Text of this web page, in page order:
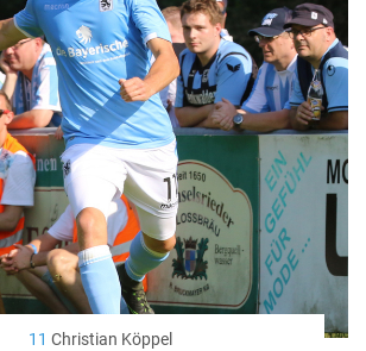
11 Christian Köppel